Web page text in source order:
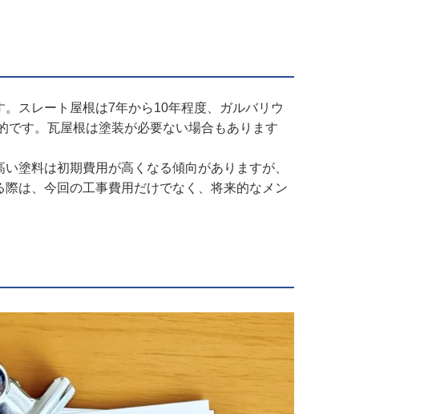
スレート屋根は7年から10年程度、ガルバリウ
です。瓦屋根は塗装が必要ない場合もあります
塗料は初期費用が高くなる傾向がありますが、
は、今回の工事費用だけでなく、将来的なメン